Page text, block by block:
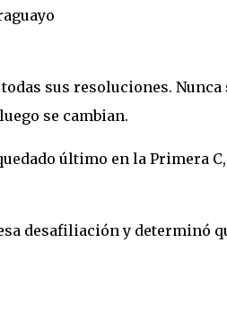
sus resoluciones. Nunca
se cambian.
último en la Primera C,
desafiliación y determinó